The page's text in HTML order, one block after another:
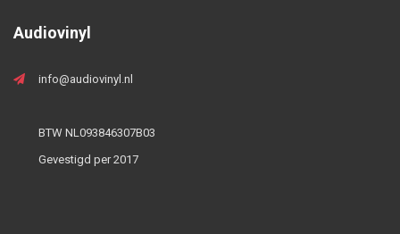
Audiovinyl
info@audiovinyl.nl
BTW NL093846307B03
Gevestigd per 2017